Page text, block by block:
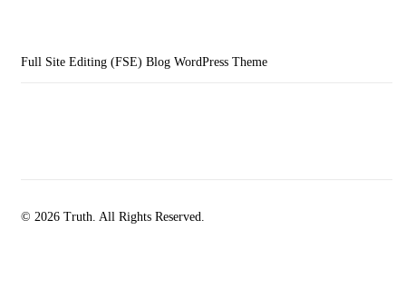
Full Site Editing (FSE) Blog WordPress Theme
© 2026 Truth. All Rights Reserved.